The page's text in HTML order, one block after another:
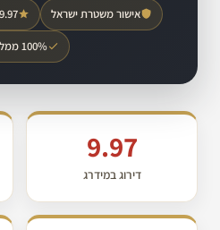
אישור משטרת ישראל 9.97 במידרג · 1,099 חוות דעת
100% ממליצים
9.97
דירוג במידרג